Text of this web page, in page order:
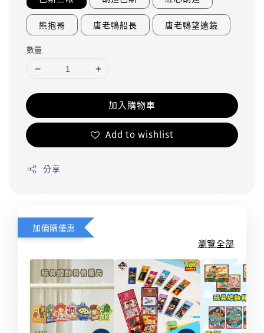
熊抱哥 唐老鴨船長 唐老鴨望遠鏡
數量
加入購物車
Add to wishlist
分享
加價購優惠
瀏覽全部